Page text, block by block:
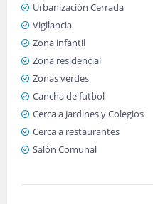
Urbanización Cerrada
Vigilancia
Zona infantil
Zona residencial
Zonas verdes
Cancha de futbol
Cerca a Jardines y Colegios
Cerca a restaurantes
Salón Comunal